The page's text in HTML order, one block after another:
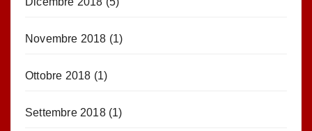
Novembre 2018 (1)
Ottobre 2018 (1)
Settembre 2018(1)